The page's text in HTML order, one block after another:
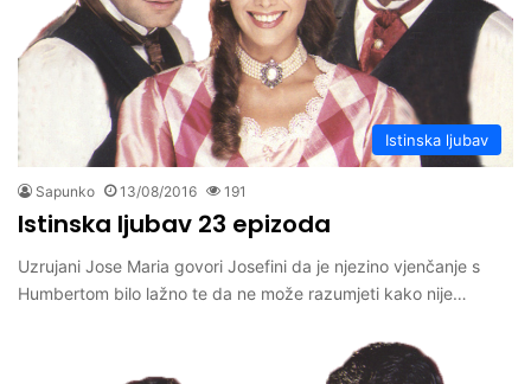
Istinska ljubav
Sapunko 13/08/2016 191
Istinska ljubav 23 epizoda
Uzrujani Jose Maria govori Josefini da je njezino vjenčanje s
Humbertom bilo lažno te da ne može razumjeti kako nije…